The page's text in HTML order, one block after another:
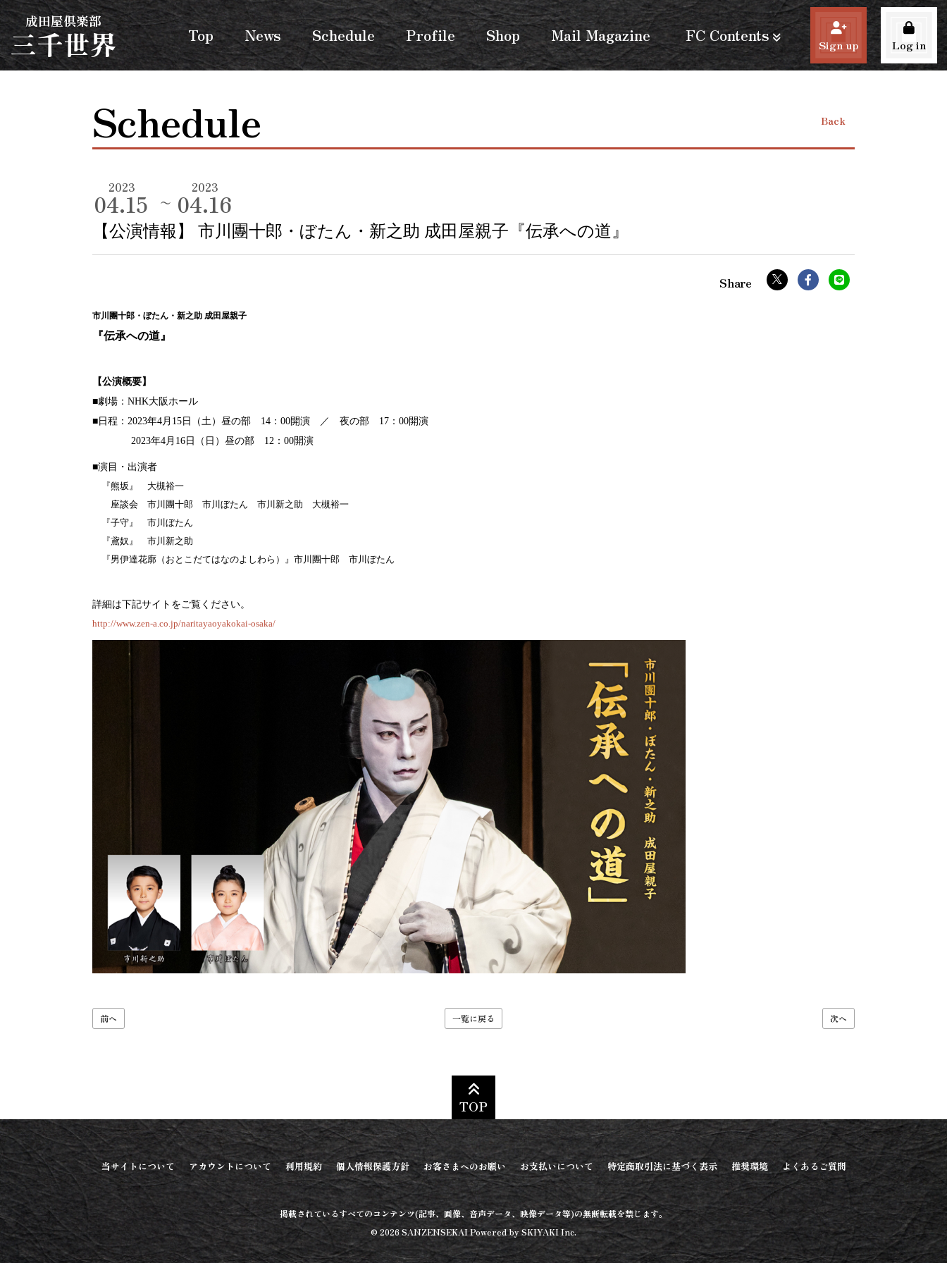
成田屋倶楽部
三千世界 Top News Schedule Profile Shop Mail Magazine FC Contents Sign up Log in
Schedule Back
2023
04.15
2023
04.16
【公演情報】 市川團十郎・ぼたん・新之助 成田屋親子『伝承への道』
市川團十郎・ぼたん・新之助 成田屋親子
『伝承への道』
【公演概要】
■劇場：NHK大阪ホール
■日程：2023年4月15日（土）昼の部 14：00開演 ／ 夜の部 17：00開演
2023年4月16 日（日）昼の部 12：00開演
■演目・出演者
『熊坂』 大槻裕一
座談会 市川團十郎 市川ぼたん 市川新之助 大槻裕一
『子守』 市川ぼたん
『鳶奴』 市川新之助
『男伊達花廓（おとこだてはなのよしわら）』市川團十郎 市川ぼたん
詳細は下記サイト をご覧ください。
http://www.zen-a.co.jp/naritayaoyakokai-osaka/
前へ 一覧に戻る 次へ
TOP
当サイトについて アカウントについて 利用規約 個人情報保護方針 お客さまへのお願い お支払いについて 特定商取引法に基づく表示 推奨環境 よくあるご質問
掲載されているすべてのコンテンツ(記事、画像、音声データ、映像データ等)の無断転載を禁じます。
© 2026 SANZENSEKAI Powered bySKIYAKI Inc.